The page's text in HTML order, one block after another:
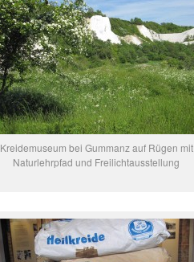
Kreidemuseum bei Gummanz auf Rügen mit
Naturlehrpfad und Freilichtausstellung